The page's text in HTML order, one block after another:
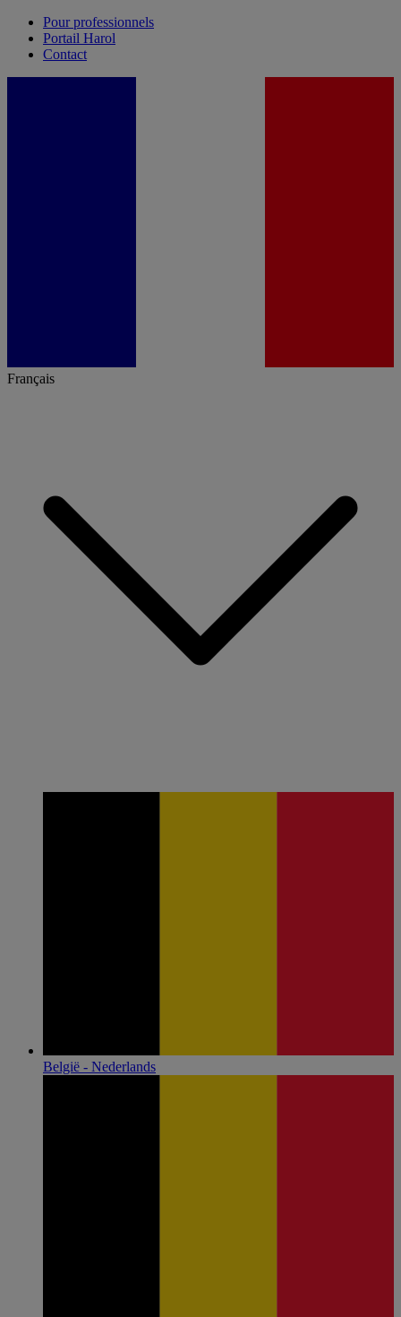
Pour professionnels
Portail Harol
Contact
Français
België - Nederlands